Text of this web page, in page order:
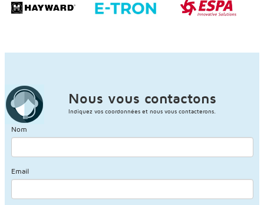
Nous vous contactons
Indiquez vos coordonnées et nous vous contacterons.
Nom
Email